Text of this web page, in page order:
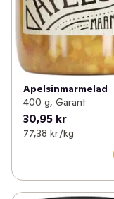
Apelsinmarmelad
400 g, Garant
30,95 kr
77,38 kr /kg